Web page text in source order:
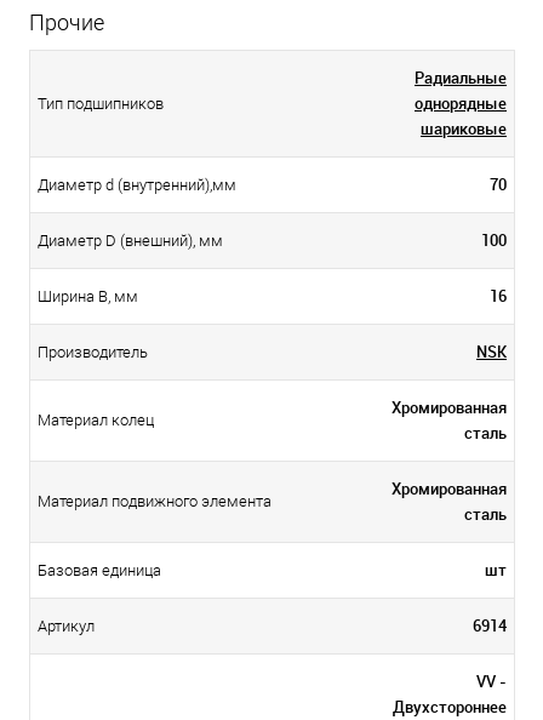
Прочие
Тип подшипников
Радиальные
однорядные
шариковые
Диаметр d (внутренний),мм 70
Диаметр D (внешний), мм 100
Ширина B, мм 16
Производитель NSK
Материал колец
Хромированная
сталь
Материал подвижного элемента
Хромированная
сталь
Базовая единица шт
Артикул 6914
VV -
Двухстороннее